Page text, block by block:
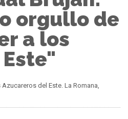
orgullo de
a los
del Este. La Romana,